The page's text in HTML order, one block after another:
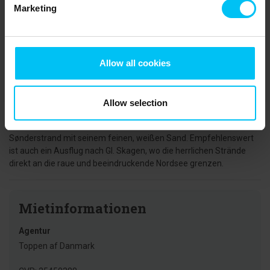
Marketing
Allow all cookies
Allow selection
Samstagnachmittag sorgt Live-Musik für eine besonders
An warmen Sommertagen laden die zahlreichen Strände
Skagens zu einer erfrischenden Abkühlung ein. Südlich des
Refugium (im Volksmund „Königsvilla“ genannt – die ehemalige
Sommerresidenz von König Christian X. und Königin Alexandrine),
Sønderstrand mit seinem feinen, weißen Sand. Empfehlenswert
ist auch ein Ausflug nach Gl. Skagen, wo die herrlichen Strände
direkt an die raue und beeindruckende Nordsee grenzen.
Mietinformationen
Agentur
Toppen af Danmark